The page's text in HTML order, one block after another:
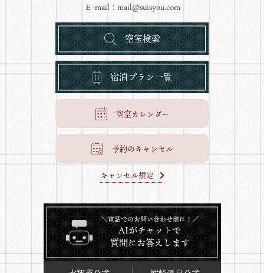
Ｅ-mail： mail@suisyou.com
空室検索
宿泊プラン一覧
空室カレンダー
予約のキャンセル
キャンセル規定
＼電話でのお問い合わせ前に！／
AIがチャットで
質問にお答えします